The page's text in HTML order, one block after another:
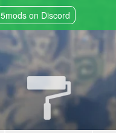
5mods on Discord